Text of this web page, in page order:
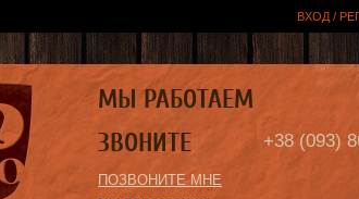
ВХОД /
+38 (093)
ПОЗВОНИТЕ МНЕ
МЫ РАБОТАЕМ
ЗВОНИТЕ